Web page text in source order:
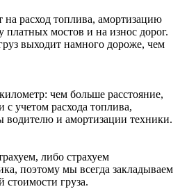
на расход топлива, амортизацию
платных мостов и на износ дорог.
выходит намного дороже, чем
чем больше расстояние,
с учетом расхода топлива,
водителю и амортизации техники.
либо страхуем
поэтому мы всегда закладываем
стоимости груза.